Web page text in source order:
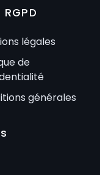
RGPD
légales
de
générales